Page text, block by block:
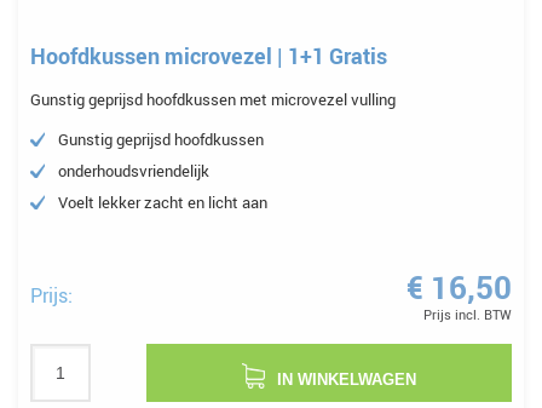
Hoofdkussen microvezel | 1+1 Gratis
Gunstig geprijsd hoofdkussen met microvezel vulling
Gunstig geprijsd hoofdkussen
onderhoudsvriendelijk
Voelt lekker zacht en licht aan
Prijs: € 16,50
Prijs incl. BTW
IN WINKELWAGEN